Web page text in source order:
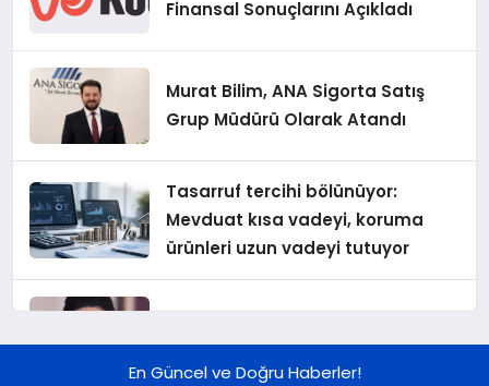
Finansal Sonuçlarını Açıkladı
Murat Bilim, ANA Sigorta Satış
Grup Müdürü Olarak Atandı
Tasarruf tercihi bölünüyor:
Mevduat kısa vadeyi, koruma
ürünleri uzun vadeyi tutuyor
Sonuçları
En Güncel ve Doğru Haberler!